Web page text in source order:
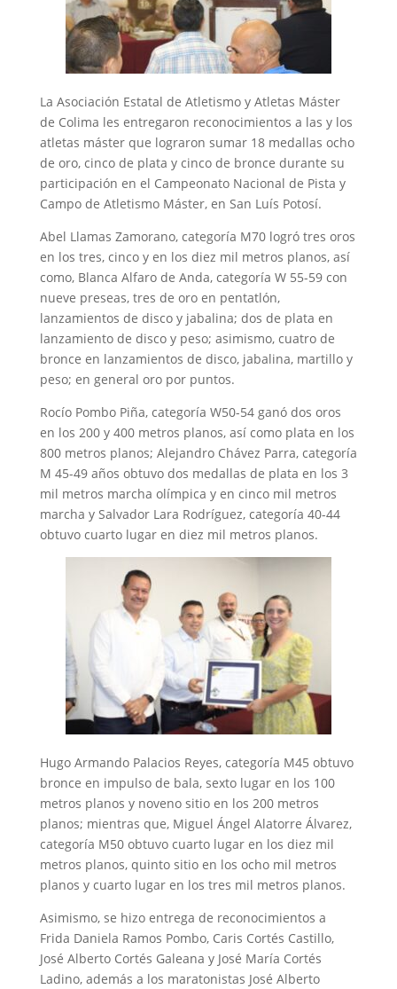
La Asociación Estatal de Atletismo y Atletas Máster
de Colima les entregaron reconocimientos a las y los
atletas máster que lograron sumar 18 medallas ocho
de oro, cinco de plata y cinco de bronce durante su
participación en el Campeonato Nacional de Pista y
Campo de Atletismo Máster, en San Luís Potosí.
Abel Llamas Zamorano, categoría M70 logró tres oros
en los tres, cinco y en los diez mil metros planos, así
como, Blanca Alfaro de Anda, categoría W 55-59 con
nueve preseas, tres de oro en pentatlón,
lanzamientos de disco y jabalina; dos de plata en
lanzamiento de disco y peso; asimismo, cuatro de
bronce en lanzamientos de disco, jabalina, martillo y
peso; en general oro por puntos.
Rocío Pombo Piña, categoría W50-54 ganó dos oros
en los 200 y 400 metros planos, así como plata en los
800 metros planos; Alejandro Chávez Parra, categoría
M 45-49 años obtuvo dos medallas de plata en los 3
mil metros marcha olímpica y en cinco mil metros
marcha y Salvador Lara Rodríguez, categoría 40-44
obtuvo cuarto lugar en diez mil metros planos.
Hugo Armando Palacios Reyes, categoría M45 obtuvo
bronce en impulso de bala, sexto lugar en los 100
metros planos y noveno sitio en los 200 metros
planos; mientras que, Miguel Ángel Alatorre Álvarez,
categoría M50 obtuvo cuarto lugar en los diez mil
metros planos, quinto sitio en los ocho mil metros
planos y cuarto lugar en los tres mil metros planos.
Asimismo, se hizo entrega de reconocimientos a
Frida Daniela Ramos Pombo, Caris Cortés Castillo,
José Alberto Cortés Galeana y José María Cortés
Ladino, además a los maratonistas José Alberto